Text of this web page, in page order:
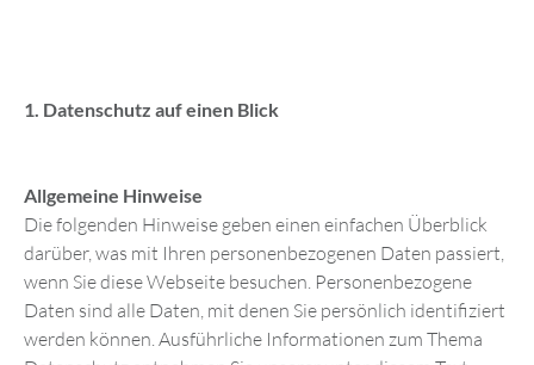
1. Datenschutz auf einen Blick
Allgemeine Hinweise
Die folgenden Hinweise geben einen einfachen Überblick
darüber, was mit Ihren personenbezogenen Daten passiert,
wenn Sie diese Webseite besuchen. Personenbezogene
Daten sind alle Daten, mit denen Sie persönlich identifiziert
werden können. Ausführliche Informationen zum Thema